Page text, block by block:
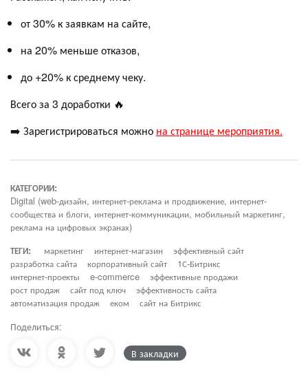
от 30% к заявкам на сайте,
на 20% меньше отказов,
до +20% к среднему чеку.
Всего за 3 доработки 🔥
➡️ Зарегистрироваться можно на странице мероприятия.
КАТЕГОРИИ:
Digital (web-дизайн, интернет-реклама и продвижение, интернет-
сообщества и блоги, интернет-коммуникации, мобильный маркетинг,
реклама на цифровых экранах)
ТЕГИ:
маркетинг интернет-магазин
эффективный сайт
разработка сайта
корпоративный сайт
1С-Битрикс
интернет-проекты
e-commerce
эффективные продажи
рост продаж
сайт под ключ
эффективность сайта
автоматизация продаж
еком сайт на Битрикс
Поделиться:
В закладки